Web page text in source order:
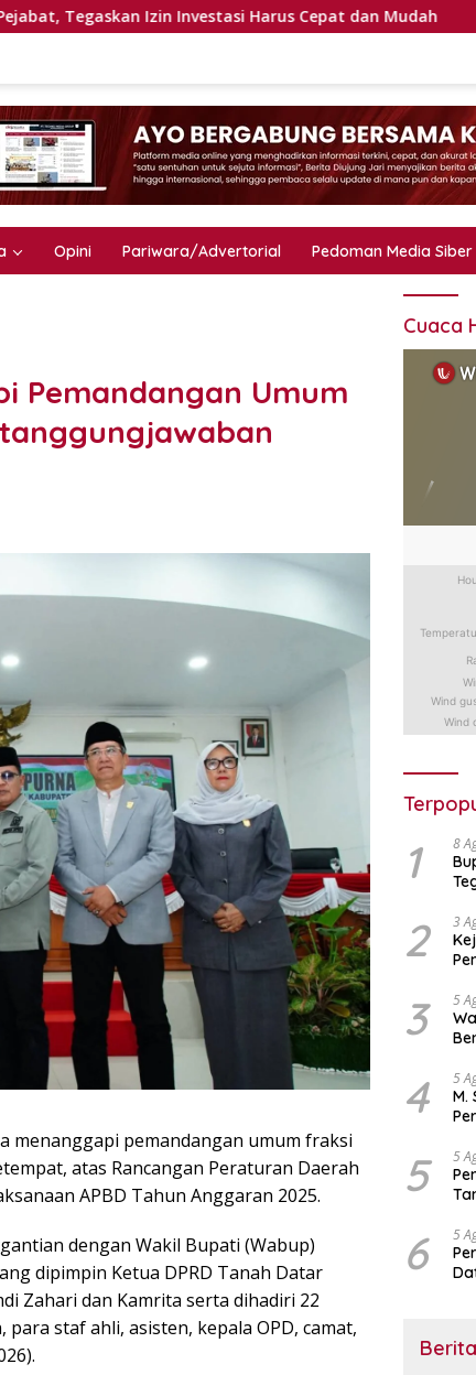
Investasi Harus Cepat dan Mudah Hanya
Opini Pariwara/Advertorial Pedoman Media Siber
Pemandangan Umum
menanggapi pemandangan umum fraksi
atas Rancangan Peraturan Daerah
APBD Tahun Anggaran 2025.
dengan Wakil Bupati (Wabup)
dipimpin Ketua DPRD Tanah Datar
Zahari dan Kamrita serta dihadiri 22
staf ahli, asisten, kepala OPD, camat,
Cuaca
1 8
2 3
3 5
4 5
M.
5 5
6 5